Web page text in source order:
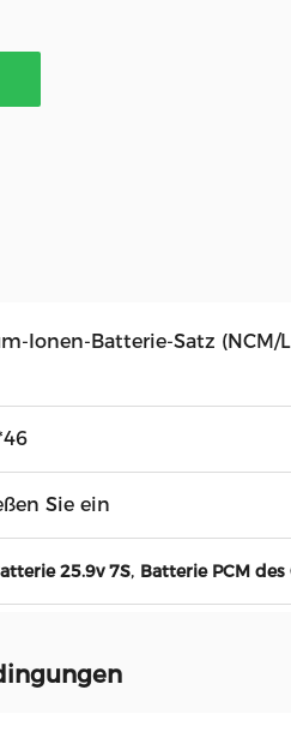
Ionen-Batterie-Satz (NCM/
Sie ein
25.9v 7S, Batterie PCM